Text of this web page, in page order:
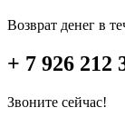
Возврат денег в
+ 7 926 212
Звоните сейчас!